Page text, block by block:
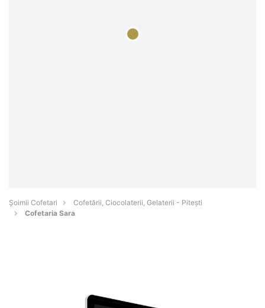
Șoimii Cofetari
Cofetării, Ciocolaterii, Gelaterii - Piteşti
Cofetaria Sara